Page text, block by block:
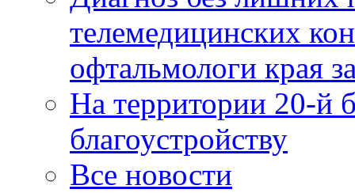
телемедицинских
офтальмологи края
На территории 20-й
благоустройству
Все новости